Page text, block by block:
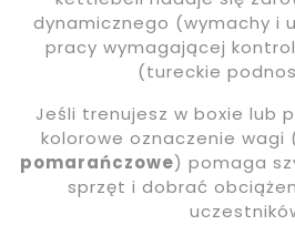
dynamicznego (wymachy i
pracy wymagającej
(tureckie
Jeśli trenujesz w boxie lub
kolorowe oznaczenie wagi
pomarańczowe) pomaga
sprzęt i dobrać